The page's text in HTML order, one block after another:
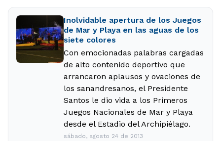
Inolvidable apertura de los Juegos
de Mar y Playa en las aguas de los
siete colores
Con emocionadas palabras cargadas
de alto contenido deportivo que
arrancaron aplausos y ovaciones de
los sanandresanos, el Presidente
Santos le dio vida a los Primeros
Juegos Nacionales de Mar y Playa
desde el Estadio del Archipiélago.
sábado, agosto 24 de 2013